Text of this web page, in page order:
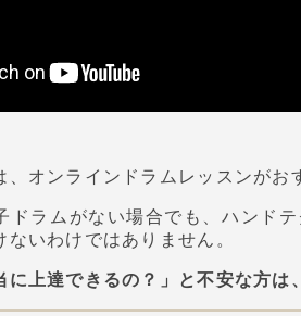
、オンラインドラムレッスンがお
ドラムがない場合でも、ハンド
いわけではありません。
に上達できるの？」と不安な方